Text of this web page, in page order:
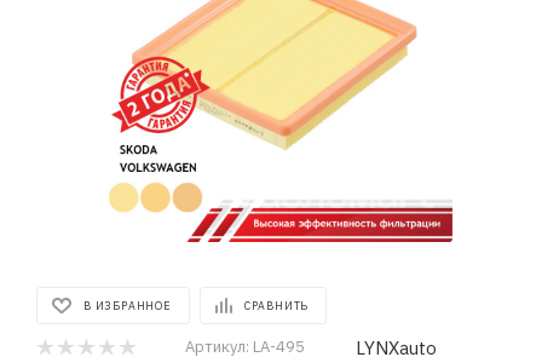
В ИЗБРАННОЕ СРАВНИТЬ
Артикул: LA-495 LYNXauto